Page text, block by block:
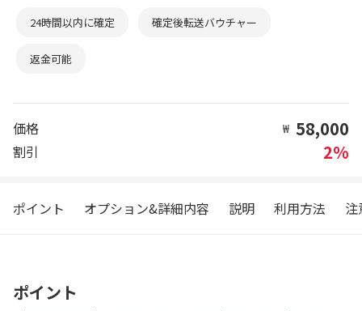
24時間以内に確定 確定後転送バウチャー
返金可能
価格 ₩ 58,000
割引 2%
ポイント オプション&詳細内容 説明 利用方法 注
ポイント